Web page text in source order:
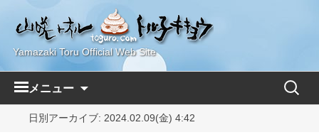
Yamazaki Toru Official Web Site
メニュー
テ
検
日別アーカイブ: 2024.02.09(金) 4:42